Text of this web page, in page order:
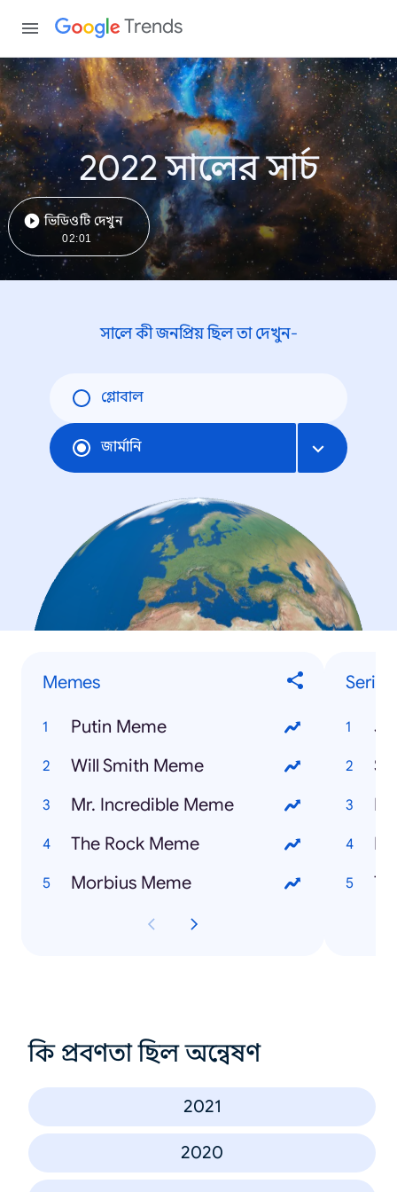
Trends
2022 সালের সার্চ
ভিডিওটি দেখুন
02:01
সালে কী জনপ্রিয় ছিল তা দেখুন-
গ্লোবাল
জার্মানি
Memes
Putin Meme
Will Smith Meme
Mr. Incredible Meme
The Rock Meme
Morbius Meme
Serien
কি প্রবণতা ছিল অন্বেষণ
2021
2020